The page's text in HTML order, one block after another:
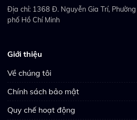
Địa chỉ: 1368 Đ. Nguyễn Gia Trí,
phố Hồ Chí Minh
Giới thiệu
Về chúng tôi
Chính sách bảo mật
Quy chế hoạt động